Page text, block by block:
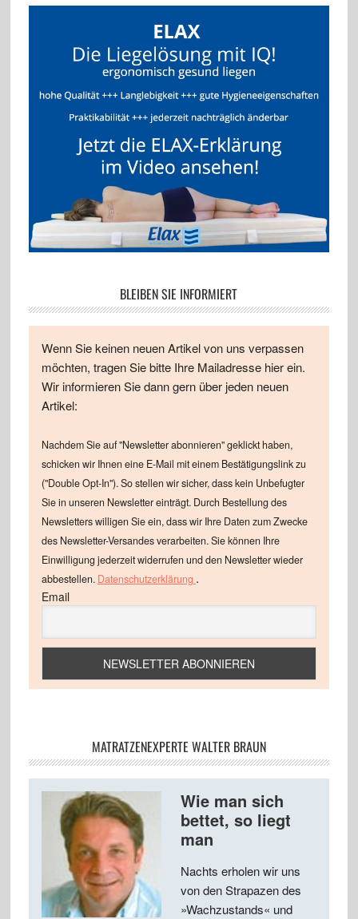
BLEIBEN SIE INFORMIERT
Wenn Sie keinen neuen Artikel von uns verpassen
möchten, tragen Sie bitte Ihre Mailadresse hier ein.
Wir informieren Sie dann gern über jeden neuen
Artikel:
Nachdem Sie auf "Newsletter abonnieren" geklickt haben,
schicken wir Ihnen eine E-Mail mit einem Bestätigungslink zu
("Double Opt-In"). So stellen wir sicher, dass kein Unbefugter
Sie in unseren Newsletter einträgt. Durch Bestellung des
Newsletters willigen Sie ein, dass wir Ihre Daten zum Zwecke
des Newsletter-Versandes verarbeiten. Sie können Ihre
Einwilligung jederzeit widerrufen und den Newsletter wieder
abbestellen. Datenschutzerklärung .
Email
MATRATZENEXPERTE WALTER BRAUN
Wie man sich
bettet, so liegt
man
Nachts erholen wir uns
von den Strapazen des
»Wachzustands« und